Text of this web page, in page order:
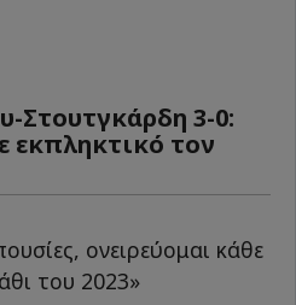
Στουτγκάρδη 3-0:
εκπληκτικό τον